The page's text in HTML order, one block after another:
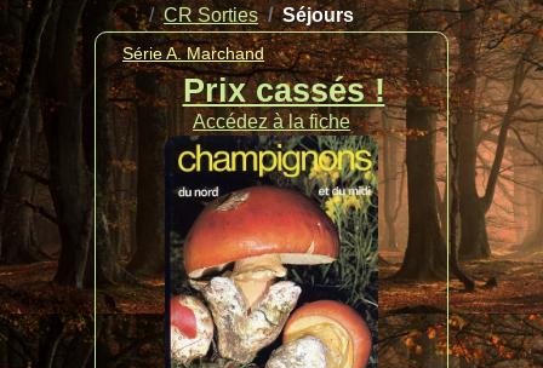
CR Sorties
Séjours
Série A. Marchand
Prix cassés !
Accédez à la fiche